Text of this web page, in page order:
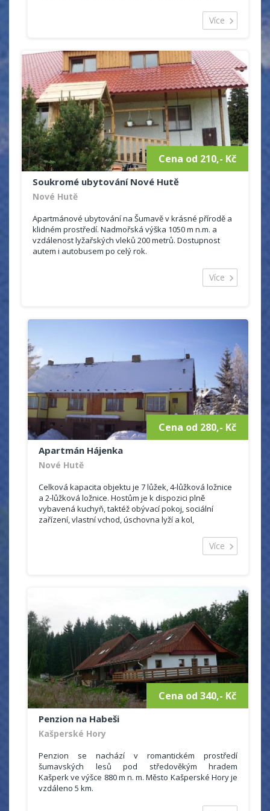
Wc
lednice,mikrovlná trouba, dvouplotýnkový vařič,
varná konvice."
Cena léto i zima
550.-Kč/osoba/noc
dítě do 3 let 100.-Kč
dítě od 3 let do 15 let 300 Kč
Více
Cena od 210,- Kč
Soukromé ubytování Nové Hutě
Nové Hutě
Apartmánové ubytování na Šumavě v krásné přírodě a
klidném prostředí. Nadmořská výška 1050 m n.m. a
vzdálenost lyžařských vleků 200 metrů. Dostupnost
autem i autobusem po celý rok.
kuchyně ,dvoulůžková ložnice a dvoulůžková
Smíšený obchod 800m, 3x restaurace do
800m. Autobusová zastávka je 800m od apartmánu.
Parkování u objektu.
Sportovní možnosti:
bazén venkovní, jízda na koni,
lyžařské vleky
Více
Cena od 280,- Kč
Apartmán Hájenka
Nové Hutě
Celková kapacita objektu je 7 lůžek, 4-lůžková ložnice
a 2-lůžková ložnice. Hostům je k dispozici plně
vybavená kuchyň, taktéž obývací pokoj, sociální
zařízení, vlastní vchod, úschovna lyží a kol,
Jakmile se oteplí mohou naši hosté využít zahradu se
Domácí mazlíčci jen po domluvě a za poplatek 80 kč na
den!
Dlouhodobý pronájem není možný!
Minimální doba ubytování 3 dny !
Více
Cena od 340,- Kč
Penzion na Habeši
Kašperské Hory
Penzion se nachází v romantickém prostředí
šumavských lesů pod středověkým hradem
Kašperk ve výšce 880 m n. m. Město Kašperské Hory je
vzdáleno 5 km.